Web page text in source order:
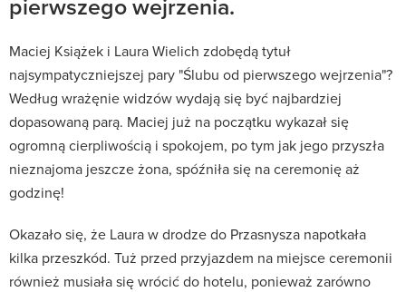
Maciej Książek i Laura Wielich zdobędą tytuł
najsympatyczniejszej pary "Ślubu od pierwszego wejrzenia"?
Według wrażęnie widzów wydają się być najbardziej
dopasowaną parą. Maciej już na początku wykazał się
ogromną cierpliwością i spokojem, po tym jak jego przyszła
nieznajoma jeszcze żona, spóźniła się na ceremonię aż
godzinę!
Okazało się, że Laura w drodze do Przasnysza napotkała
kilka przeszkód. Tuż przed przyjazdem na miejsce ceremonii
również musiała się wrócić do hotelu, ponieważ zarówno